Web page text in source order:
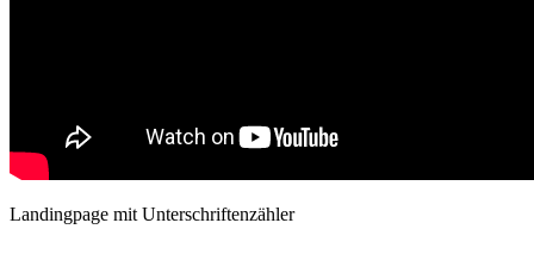
Landingpage mit Unterschriftenzähler